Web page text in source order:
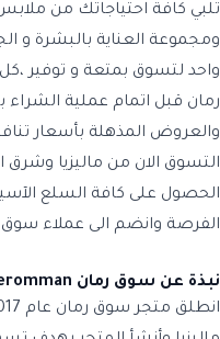
تلبي كافة احتياجاتك من
ومجموعة العناية بالبشرة و
واحد لتسوق بمتعة و توفير
رمان قبل اتمام عملية الشراء
والعروض المذهلة بأسعار
التسوق الان من ماليزيا وشرق
الحصول على كافة السلع
الفرصة وانضم الى عملاء سوق
نبذة عن سوق رمان eromman